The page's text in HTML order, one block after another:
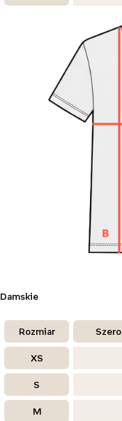
Damskie
Rozmiar
XS
S
M